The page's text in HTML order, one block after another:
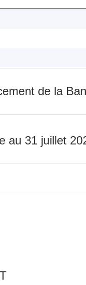
de la
au 31 juillet